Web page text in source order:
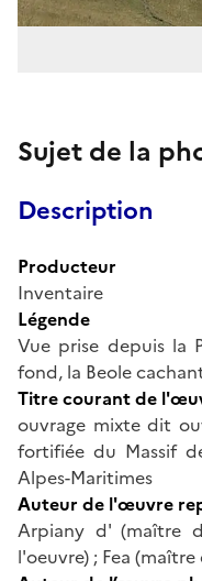
Sujet de la
Description
Producteur
Inventaire
Légende
Vue prise depuis la
fond, la Beole
Titre courant de
ouvrage mixte dit
fortifiée du Massif
Alpes-Maritimes
Auteur de l'œuvre
Arpiany d' (maître
l'oeuvre) ; Fea